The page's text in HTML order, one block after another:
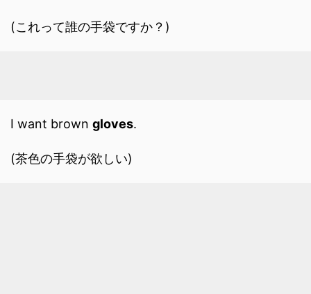
(これって誰の手袋ですか？)
I want brown gloves.
(茶色の手袋が欲しい)